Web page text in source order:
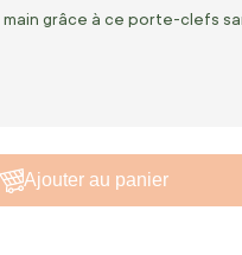
grâce à ce porte-clefs
Ajouter au panier